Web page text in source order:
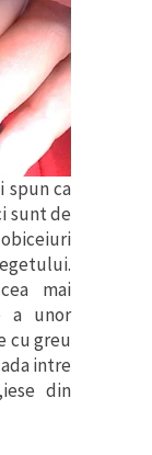
spun ca
sunt de
mai
a unor
cu greu
intre
din